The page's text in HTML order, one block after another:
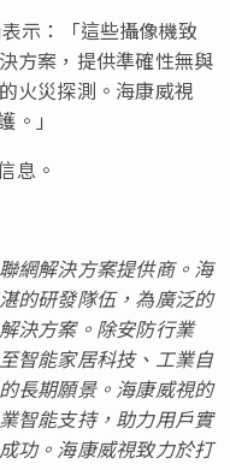
示：「這些攝像機致
方案，提供準確性無與
火災探測。海康威視
」
息。
網解決方案提供商。海
的研發隊伍，為廣泛的
決方案。除安防行業
智能家居科技、工業自
長期願景。海康威視的
智能支持，助力用戶實
功。海康威視致力於打